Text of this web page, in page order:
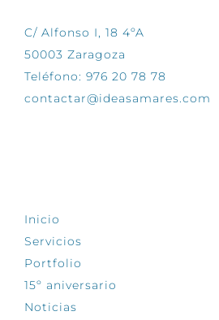
C/ Alfonso I, 18 4ºA
50003 Zaragoza
Teléfono: 976 20 78 78
contactar@ideasamares.com
Inicio
Servicios
Portfolio
15º aniversario
Noticias